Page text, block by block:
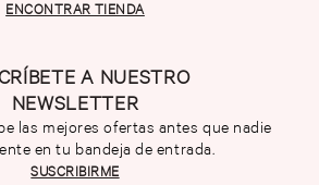
ENCONTRAR TIENDA
A NUESTRO
NEWSLETTER
las mejores ofertas antes que nadie
en tu bandeja de entrada.
SUSCRIBIRME